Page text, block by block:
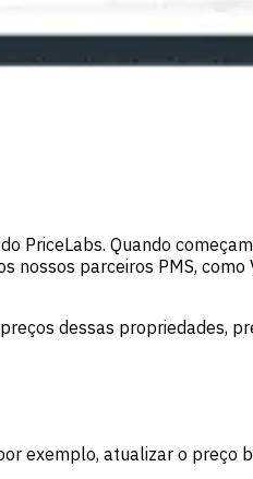
PriceLabs. Quando
parceiros PMS, como
dessas propriedades,
exemplo, atualizar o preço